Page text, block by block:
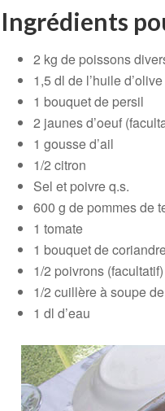
Ingrédients
2 kg de poissons
1,5 dl de l’huile d’olive
1 bouquet de persil
2 jaunes d’oeuf
1 gousse d’ail
1/2 citron
Sel et poivre q.s.
600 g de pommes de
1 tomate
1 bouquet de
1/2 poivrons (facultatif)
1/2 cuillère à soupe
1 dl d’eau